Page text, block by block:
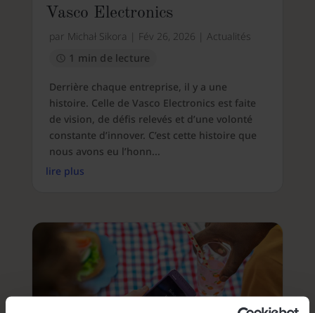
Vasco Electronics
par Michał Sikora Fév 26, 2026
Actualités
1 min de lecture
Derrière chaque entreprise, il y a une
histoire. Celle de Vasco Electronics est faite
de vision, de défis relevés et d’une volonté
constante d’innover. C’est cette histoire que
nous avons eu l’honn...
lire plus